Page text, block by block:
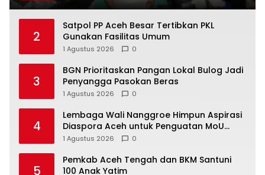
2
Satpol PP Aceh Besar Tertibkan PKL
Gunakan Fasilitas Umum
1 Agustus 2026 0
3
BGN Prioritaskan Pangan Lokal Bulog Jadi
Penyangga Pasokan Beras
1 Agustus 2026 0
4
Lembaga Wali Nanggroe Himpun Aspirasi
Diaspora Aceh untuk Penguatan MoU
Helsinki dan UU 11/2006, Ini Hasilnya
1 Agustus 2026 0
5
Pemkab Aceh Tengah dan BKM Santuni
100 Anak Yatim